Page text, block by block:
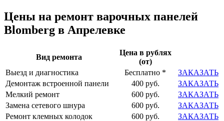
Цены на ремонт варочных панелей
Blomberg в Апрелевке
Вид ремонта
Цена в рублях
(от)
Выезд и диагностика
Бесплатно *
ЗАКАЗАТЬ
Демонтаж встроенной панели
400 руб.
ЗАКАЗАТЬ
Мелкий ремонт
600 руб.
ЗАКАЗАТЬ
Замена сетевого шнура
600 руб.
ЗАКАЗАТЬ
Ремонт клемных колодок
600 руб.
ЗАКАЗАТЬ